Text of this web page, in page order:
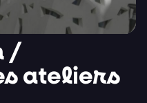
/
ateliers